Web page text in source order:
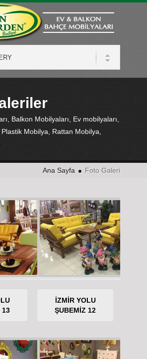
Balkon Mobilyaları, Ev mobilyaları,
Mobilya, Rattan Mobilya,
Ana Sayfa Foto Galeri
13
İZMİR YOLU
ŞUBEMİZ 12